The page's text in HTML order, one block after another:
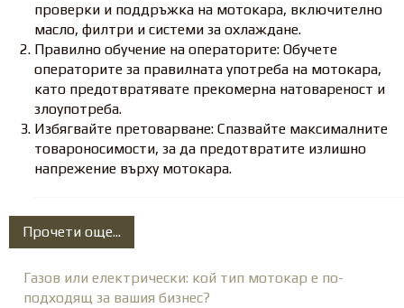
проверки и поддръжка на мотокара, включително
масло, филтри и системи за охлаждане.
Правилно обучение на операторите: Обучете
операторите за правилната употреба на мотокара,
като предотвратявате прекомерна натовареност и
злоупотреба.
Избягвайте претоварване: Спазвайте максималните
товароносимости, за да предотвратите излишно
напрежение върху мотокара.
Прочети още...
Газов или електрически: кой тип мотокар е по-
подходящ за вашия бизнес?